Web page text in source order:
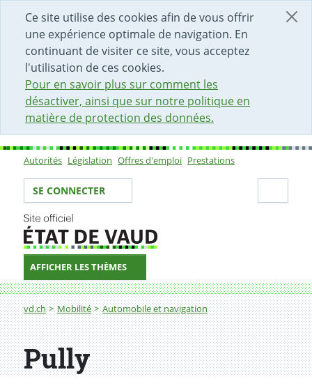
Ce site utilise des cookies afin de vous offrir
une expérience optimale de navigation. En
continuant de visiter ce site, vous acceptez
l'utilisation de ces cookies.
Pour en savoir plus sur comment les
désactiver, ainsi que sur notre politique en
matière de protection des données.
DÉBUT DU CONTENU DE LA PAGE
ACCÈS AU CHAMP DE RECHERCHE
PAGE D'ACCUEIL
FORMULAIRE DE CONTACT
Sous-navigation
Autorités Législation Offres d'emploi Prestations
Votre identité
SE CONNECTER
AFFICHER LES THÈMES
Fil d'Ariane
vd.ch Mobilité Automobile et navigation
Pully